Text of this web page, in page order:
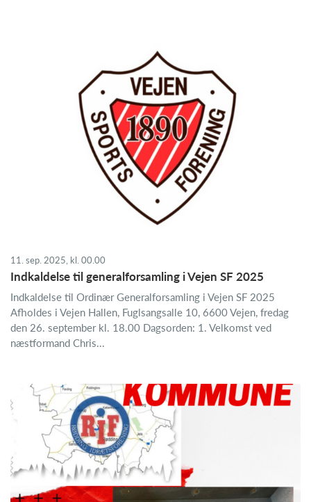
11. sep. 2025, kl. 00.00
Indkaldelse til generalforsamling i Vejen SF 2025
Indkaldelse til Ordinær Generalforsamling i Vejen SF 2025
Afholdes i Vejen Hallen, Fuglsangsalle 10, 6600 Vejen, fredag
den 26. september kl. 18.00 Dagsorden: 1. Velkomst ved
næstformand Chris...